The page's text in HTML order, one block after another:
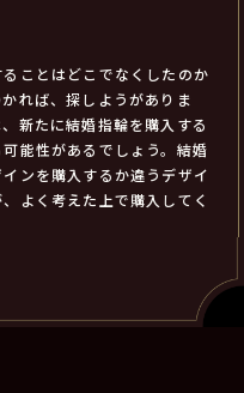
ことはどこでなくしたのか
れば、探しようがありま
新たに結婚指輪を購入する
能性があるでしょう。結婚
ンを購入するか違うデザイ
よく考えた上で購入してく